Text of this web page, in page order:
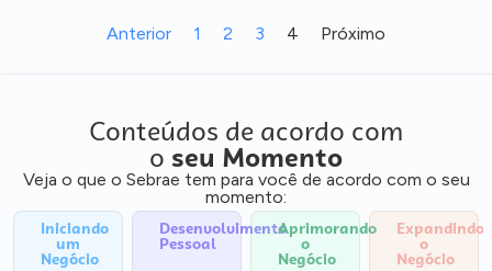
Anterior 1 2 3 4 Próximo
Conteúdos de acordo com
o seu Momento
Veja o que o Sebrae tem para você de acordo com o seu
momento:
Iniciando
um
Negócio
Desenvolvimento
Pessoal
Aprimorando
o
Negócio
Expandindo
o
Negócio